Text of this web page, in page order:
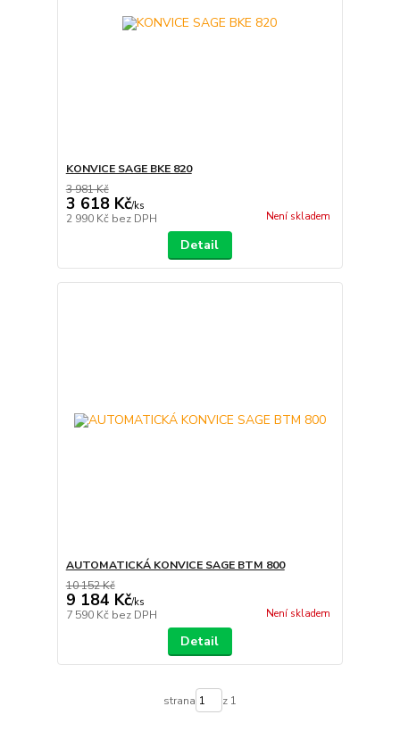
KONVICE SAGE BKE 820
3 981 Kč
3 618 Kč/ks
2 990 Kč bez DPH Není skladem
Detail
AUTOMATICKÁ KONVICE SAGE BTM 800
10 152 Kč
9 184 Kč/ks
7 590 Kč bez DPH Není skladem
Detail
strana z 1